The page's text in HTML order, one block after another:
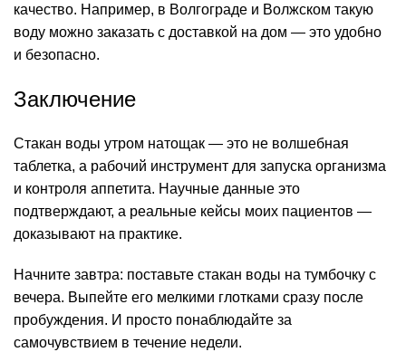
качество. Например, в Волгограде и Волжском такую
воду можно заказать с доставкой на дом — это удобно
и безопасно.
Заключение
Стакан воды утром натощак — это не волшебная
таблетка, а рабочий инструмент для запуска организма
и контроля аппетита. Научные данные это
подтверждают, а реальные кейсы моих пациентов —
доказывают на практике.
Начните завтра: поставьте стакан воды на тумбочку с
вечера. Выпейте его мелкими глотками сразу после
пробуждения. И просто понаблюдайте за
самочувствием в течение недели.